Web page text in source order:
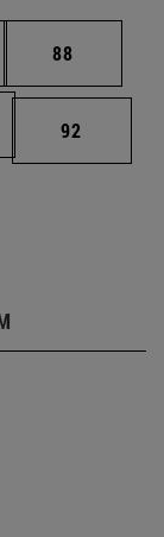
intermedias
Página
88
Página
92